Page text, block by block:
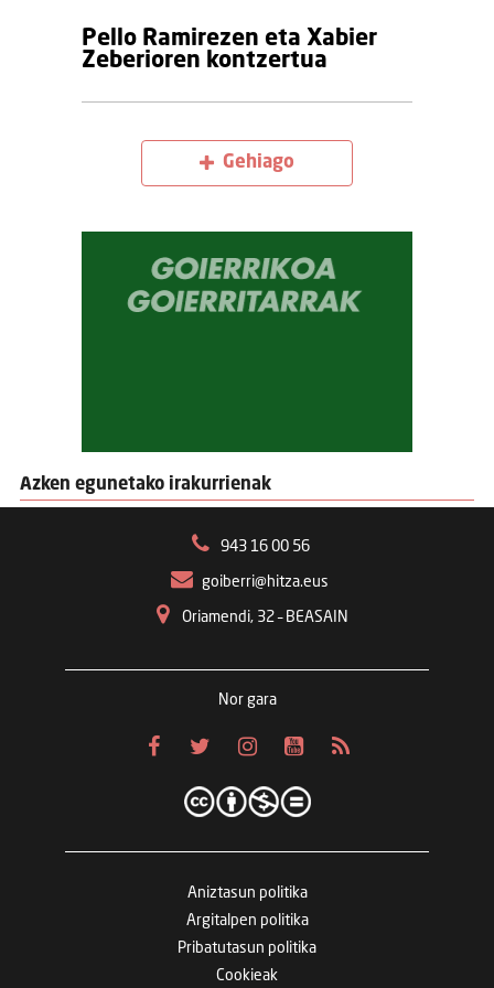
Pello Ramirezen eta Xabier
Zeberioren kontzertua
Gehiago
Azken egunetako irakurrienak
943 16 00 56
goiberri@hitza.eus
Oriamendi, 32 – BEASAIN
Nor gara
Aniztasun politika
Argitalpen politika
Pribatutasun politika
Cookieak